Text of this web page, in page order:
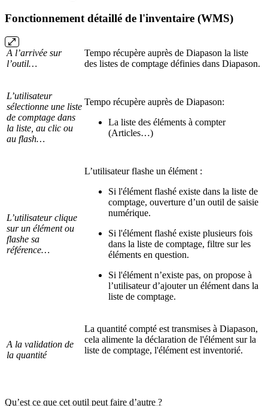
Fonctionnement détaillé de l'inventaire (WMS)
A l’arrivée sur
l’outil…
Tempo récupère auprès de Diapason la liste
des listes de comptage définies dans Diapason.
L’utilisateur
sélectionne une liste
de comptage dans
la liste, au clic ou
au flash…
Tempo récupère auprès de Diapason:
La liste des éléments à compter
(Articles…)
L’utilisateur clique
sur un élément ou
flashe sa
référence…
L’utilisateur flashe un élément :
Si l'élément flashé existe dans la liste de
comptage, ouverture d’un outil de saisie
numérique.
Si l'élément flashé existe plusieurs fois
dans la liste de comptage, filtre sur les
éléments en question.
Si l'élément n’existe pas, on propose à
l’utilisateur d’ajouter un élément dans la
liste de comptage.
A la validation de
la quantité
La quantité compté est transmises à Diapason,
cela alimente la déclaration de l'élément sur la
liste de comptage, l'élément est inventorié.
Qu’est ce que cet outil peut faire d’autre ?